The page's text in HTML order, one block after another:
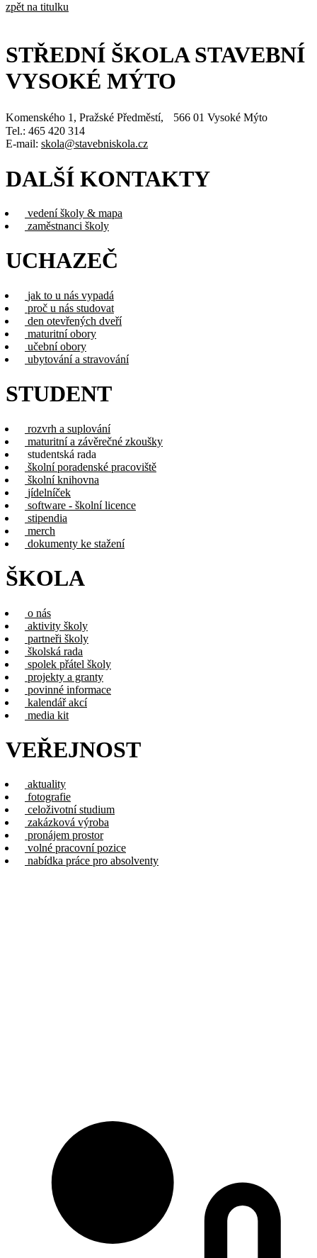
zpět na titulku
STŘEDNÍ ŠKOLA STAVEBNÍ
VYSOKÉ MÝTO
Komenského 1, Pražské Předměstí, 566 01 Vysoké Mýto
Tel.: 465 420 314
E-mail: skola@stavebniskola.cz
DALŠÍ KONTAKTY
vedení školy & mapa
zaměstnanci školy
UCHAZEČ
jak to u nás vypadá
proč u nás studovat
den otevřených dveří
maturitní obory
učební obory
ubytování a stravování
STUDENT
rozvrh a suplování
maturitní a závěrečné zkoušky
studentská rada
školní poradenské pracoviště
školní knihovna
jídelníček
software - školní licence
stipendia
merch
dokumenty ke stažení
ŠKOLA
o nás
aktivity školy
partneři školy
školská rada
spolek přátel školy
projekty a granty
povinné informace
kalendář akcí
media kit
VEŘEJNOST
aktuality
fotografie
celoživotní studium
zakázková výroba
pronájem prostor
volné pracovní pozice
nabídka práce pro absolventy